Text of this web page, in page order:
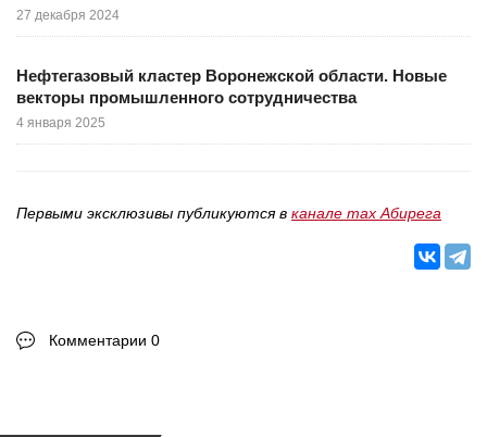
27 декабря 2024
Нефтегазовый кластер Воронежской области. Новые
векторы промышленного сотрудничества
4 января 2025
Первыми эксклюзивы публикуются в канале max Абирега
Комментарии 0